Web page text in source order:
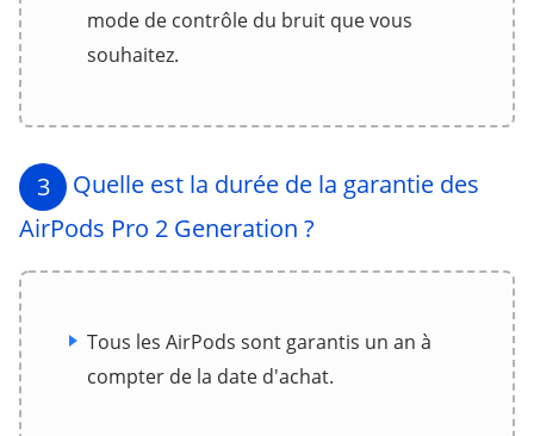
mode de contrôle du bruit que vous
souhaitez.
3
Quelle est la durée de la garantie des
AirPods Pro 2 Generation ?
Tous les AirPods sont garantis un an à
compter de la date d'achat.